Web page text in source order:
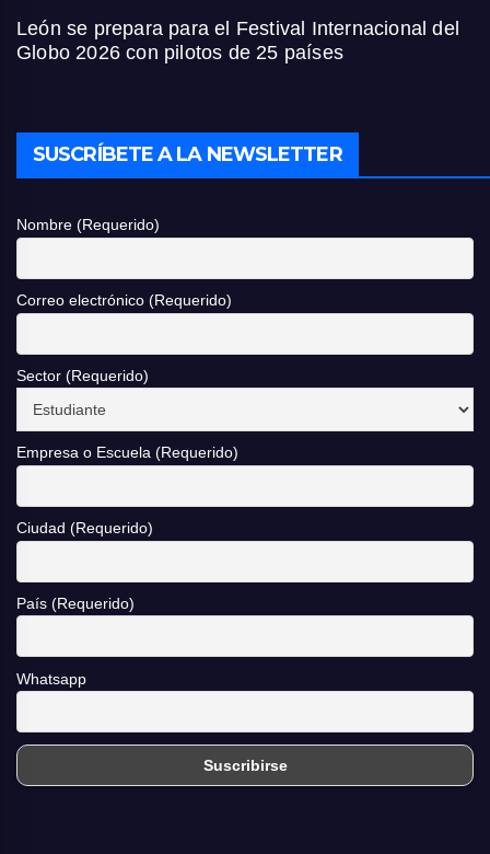
León se prepara para el Festival Internacional del
Globo 2026 con pilotos de 25 países
SUSCRÍBETE A LA NEWSLETTER
Nombre (Requerido)
Correo electrónico (Requerido)
Sector (Requerido)
Empresa o Escuela (Requerido)
Ciudad (Requerido)
País (Requerido)
Whatsapp